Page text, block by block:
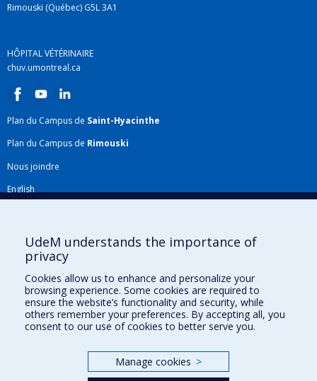
Rimouski (Québec) G5L 3A1
HÔPITAL VÉTÉRINAIRE
chuv.umontreal.ca
Plan du Campus de Saint-Hyacinthe
Plan du Campus de Rimouski
Nous joindre
English
Plan du site
Accessibilité
Gabarits et image de marque
Agenda FMV & calendrier académique
La Faculté de médecine vétérinaire de l'Université de Montréal détient
UdeM understands the importance of
privacy
Cookies allow us to enhance and personalize your
browsing experience. Some cookies are required to
ensure the website’s functionality and security, while
others remember your preferences. By accepting all, you
consent to our use of cookies to better serve you.
Manage cookies >